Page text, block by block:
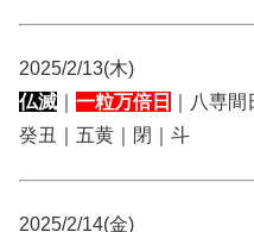
2025/2/13(木)
仏滅
一粒万倍日 ｜八専間
癸丑｜五黄｜閉｜斗
2025/2/14(金)